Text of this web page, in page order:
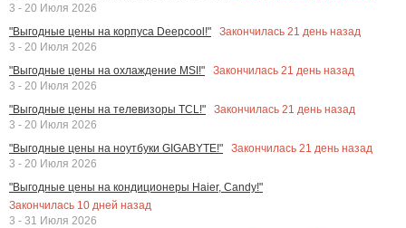
3 - 20 Июля 2026
"Выгодные цены на корпуса Deepcool!"
Закончилась 21 день назад
3 - 20 Июля 2026
"Выгодные цены на охлаждение MSI!"
Закончилась 21 день назад
3 - 20 Июля 2026
"Выгодные цены на телевизоры TCL!"
Закончилась 21 день назад
3 - 20 Июля 2026
"Выгодные цены на ноутбуки GIGABYTE!"
Закончилась 21 день назад
3 - 20 Июля 2026
"Выгодные цены на кондиционеры Haier, Candy!"
Закончилась 10 дней назад
3 - 31 Июля 2026